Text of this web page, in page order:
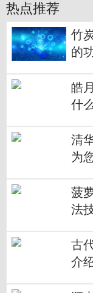
热点推荐
竹
的
皓
什
清
为
菠
法
古
介